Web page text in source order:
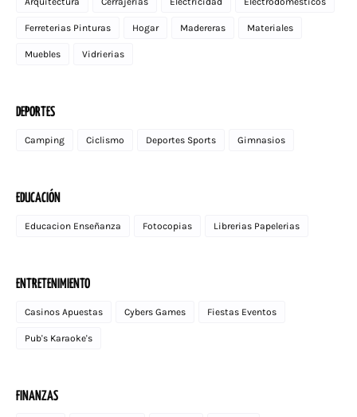
Ferreterias Pinturas Hogar Madereras Materiales
Muebles Vidrierias
DEPORTES
Camping Ciclismo Deportes Sports Gimnasios
EDUCACIÓN
Educacion Enseñanza Fotocopias Librerias Papelerias
ENTRETENIMIENTO
Casinos Apuestas Cybers Games Fiestas Eventos
Pub's Karaoke's
FINANZAS